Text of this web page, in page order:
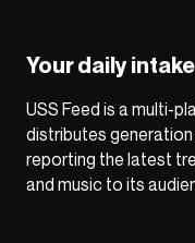
Your daily
USS Feed is a multi-
distributes
reporting the latest
and music to its